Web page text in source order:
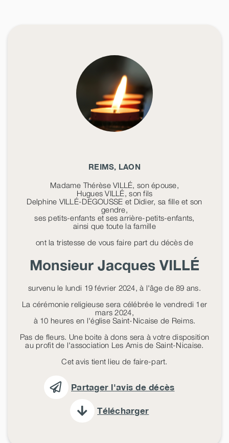
REIMS, LAON
Madame Thérèse VILLÉ, son épouse,
Hugues VILLÉ, son fils
Delphine VILLÉ-DEGOUSSE et Didier, sa fille et son
gendre,
ses petits-enfants et ses arrière-petits-enfants,
ainsi que toute la famille
ont la tristesse de vous faire part du décès de
Monsieur Jacques VILLÉ
survenu le lundi 19 février 2024, à l'âge de 89 ans.
La cérémonie religieuse sera célébrée le vendredi 1er
mars 2024,
à 10 heures en l'église Saint-Nicaise de Reims.
Pas de fleurs. Une boite à dons sera à votre disposition
au profit de l'association Les Amis de Saint-Nicaise.
Cet avis tient lieu de faire-part.
Partager l'avis de décès
Télécharger